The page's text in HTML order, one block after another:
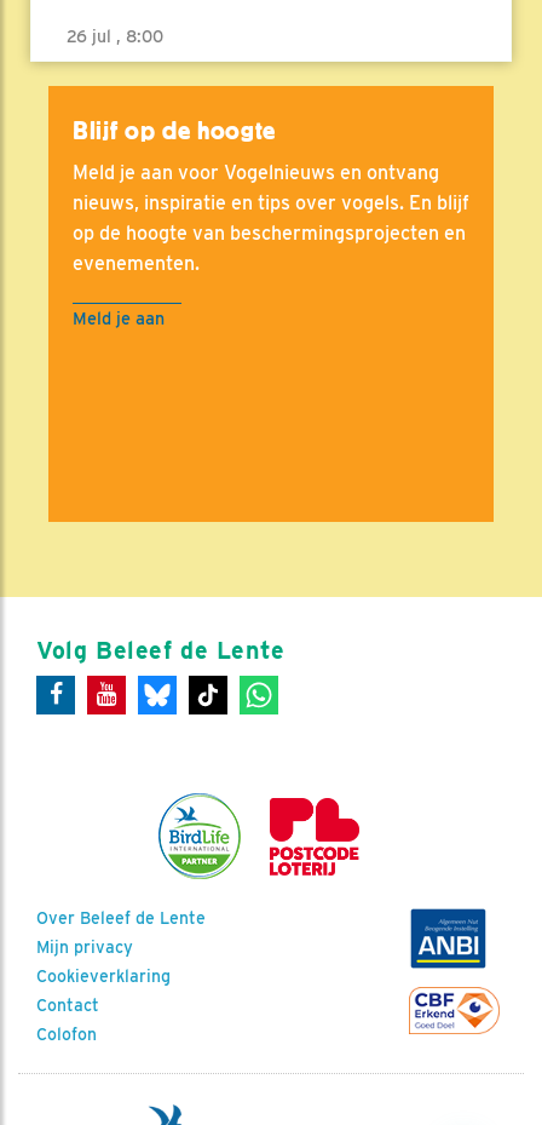
26 jul , 8:00
Blijf op de hoogte
Meld je aan voor Vogelnieuws en ontvang
nieuws, inspiratie en tips over vogels. En blijf
op de hoogte van beschermingsprojecten en
evenementen.
Meld je aan
Volg Beleef de Lente
Over Beleef de Lente
Mijn privacy
Cookieverklaring
Contact
Colofon